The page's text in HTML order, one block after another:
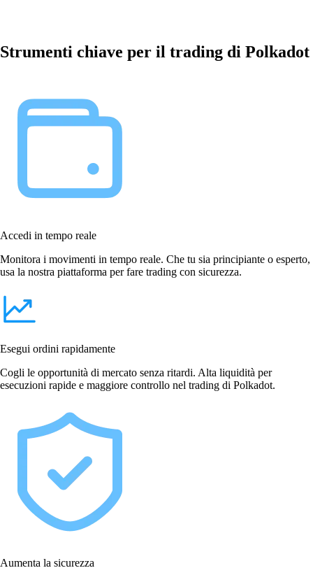
Strumenti chiave per il trading di Polkadot
Accedi in tempo reale
Monitora i movimenti in tempo reale. Che tu sia principiante o esperto,
usa la nostra piattaforma per fare trading con sicurezza.
Esegui ordini rapidamente
Cogli le opportunità di mercato senza ritardi. Alta liquidità per
esecuzioni rapide e maggiore controllo nel trading di Polkadot.
Aumenta la sicurezza